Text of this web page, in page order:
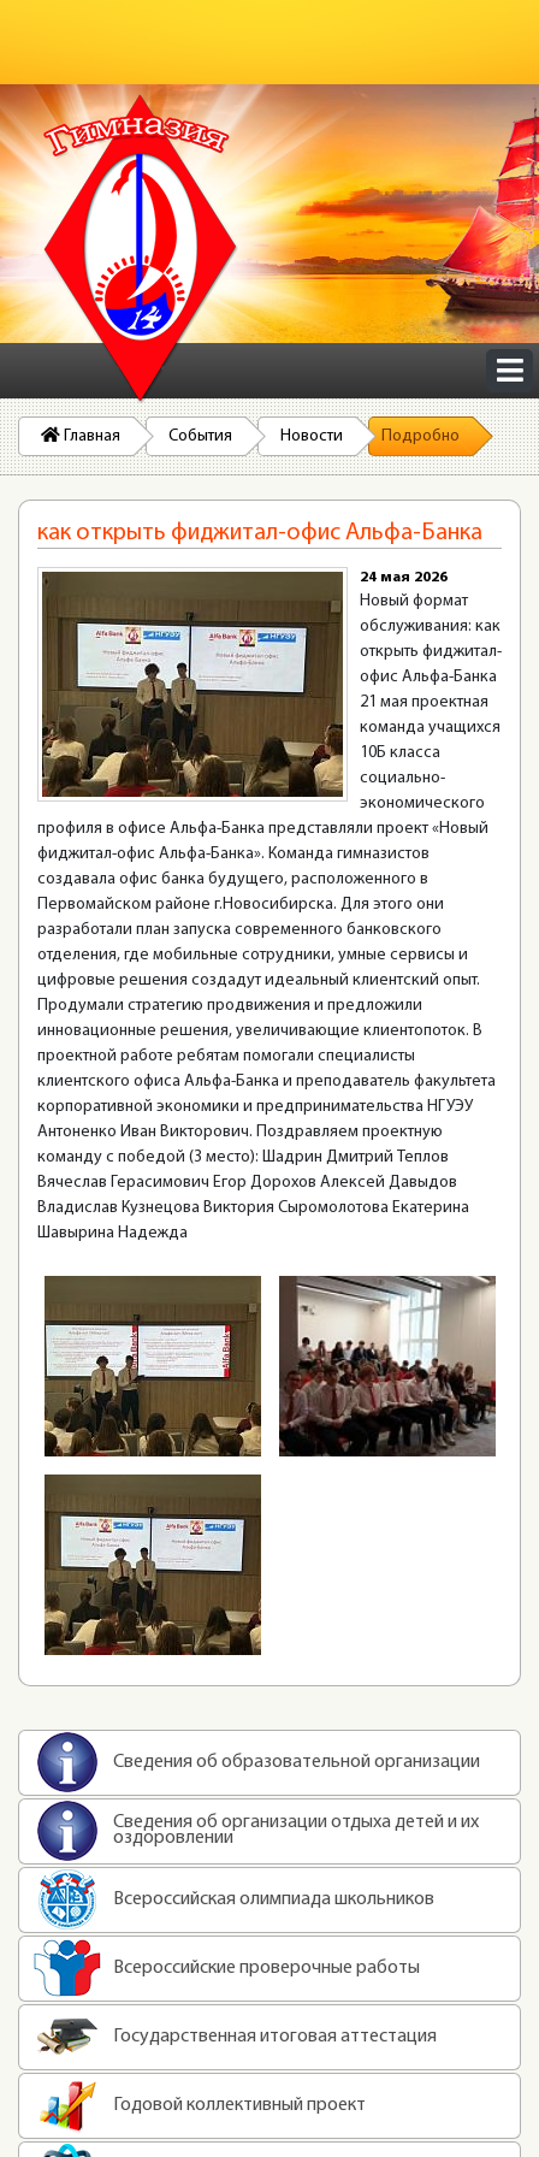
Главная События Новости Подробно
как открыть фиджитал-офис Альфа-Банка
24 мая 2026
Новый формат
обслуживания: как
открыть фиджитал-
офис Альфа-Банка
21 мая проектная
команда учащихся
10Б класса
социально-
экономического
профиля в офисе Альфа-Банка представляли проект «Новый
фиджитал-офис Альфа-Банка». Команда гимназистов
создавала офис банка будущего, расположенного в
Первомайском районе г.Новосибирска. Для этого они
разработали план запуска современного банковского
отделения, где мобильные сотрудники, умные сервисы и
цифровые решения создадут идеальный клиентский опыт.
Продумали стратегию продвижения и предложили
инновационные решения, увеличивающие клиентопоток. В
проектной работе ребятам помогали специалисты
клиентского офиса Альфа-Банка и преподаватель факультета
корпоративной экономики и предпринимательства НГУЭУ
Антоненко Иван Викторович. Поздравляем проектную
команду с победой (3 место): Шадрин Дмитрий Теплов
Вячеслав Герасимович Егор Дорохов Алексей Давыдов
Владислав Кузнецова Виктория Сыромолотова Екатерина
Шавырина Надежда
Сведения об образовательной организации
Сведения об организации отдыха детей и их
оздоровлении
Всероссийская олимпиада школьников
Всероссийские проверочные работы
Государственная итоговая аттестация
Годовой коллективный проект